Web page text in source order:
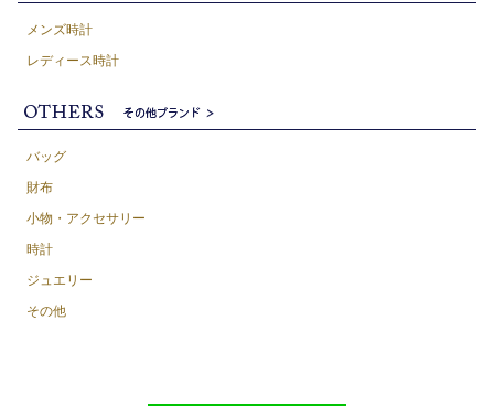
メンズ時計
レディース時計
バッグ
財布
小物・アクセサリー
時計
ジュエリー
その他